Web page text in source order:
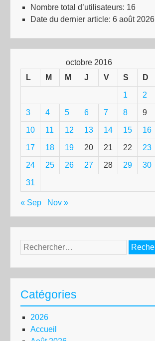
Nombre total d’utilisateurs: 16
Date du dernier article: 6 août 2026
octobre 2016
L
M M J V S D
1 2
3 4 5 6 7 8 9
10 11 12 13 14 15 16
17 18 19 20 21 22 23
24 25 26 27 28 29 30
31
« Sep Nov »
Rechercher :
Catégories
2026
Accueil